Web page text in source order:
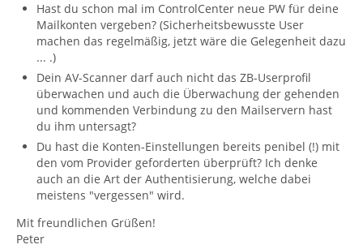
Hast du schon mal im ControlCenter neue PW für deine
Mailkonten vergeben? (Sicherheitsbewusste User
machen das regelmäßig, jetzt wäre die Gelegenheit dazu
... .)
Dein AV-Scanner darf auch nicht das ZB-Userprofil
überwachen und auch die Überwachung der gehenden
und kommenden Verbindung zu den Mailservern hast
du ihm untersagt?
Du hast die Konten-Einstellungen bereits penibel (!) mit
den vom Provider geforderten überprüft? Ich denke
auch an die Art der Authentisierung, welche dabei
meistens "vergessen" wird.
Mit freundlichen Grüßen!
Peter